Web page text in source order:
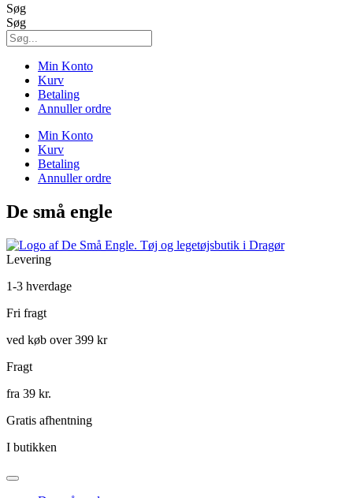
Søg
Søg
Min Konto
Kurv
Betaling
Annuller ordre
Min Konto
Kurv
Betaling
Annuller ordre
De små engle
Levering
1-3 hverdage
Fri fragt
ved køb over 399 kr
Fragt
fra 39 kr.
Gratis afhentning
I butikken